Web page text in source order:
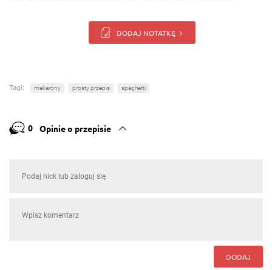
DODAJ NOTATKĘ
Tagi: makarony prosty przepis spaghetti
0 Opinie o przepisie
DODAJ